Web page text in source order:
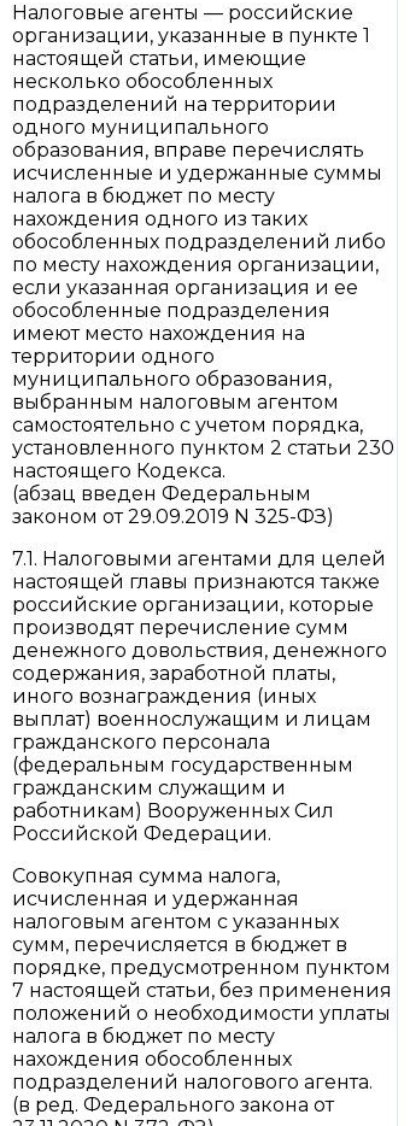
Налоговые агенты — российские
организации, указанные в пункте 1
настоящей статьи, имеющие
несколько обособленных
подразделений на территории
одного муниципального
образования, вправе перечислять
исчисленные и удержанные суммы
налога в бюджет по месту
нахождения одного из таких
обособленных подразделений либо
по месту нахождения организации,
если указанная организация и ее
обособленные подразделения
имеют место нахождения на
территории одного
муниципального образования,
выбранным налоговым агентом
самостоятельно с учетом порядка,
установленного пунктом 2 статьи 230
настоящего Кодекса.
(абзац введен Федеральным
законом от 29.09.2019 N 325-ФЗ)
7.1. Налоговыми агентами для целей
настоящей главы признаются также
российские организации, которые
производят перечисление сумм
денежного довольствия, денежного
содержания, заработной платы,
иного вознаграждения (иных
выплат) военнослужащим и лицам
гражданского персонала
(федеральным государственным
гражданским служащим и
работникам) Вооруженных Сил
Российской Федерации.
Совокупная сумма налога,
исчисленная и удержанная
налоговым агентом с указанных
сумм, перечисляется в бюджет в
порядке, предусмотренном пунктом
7 настоящей статьи, без применения
положений о необходимости уплаты
налога в бюджет по месту
нахождения обособленных
подразделений налогового агента.
(в ред. Федерального закона от